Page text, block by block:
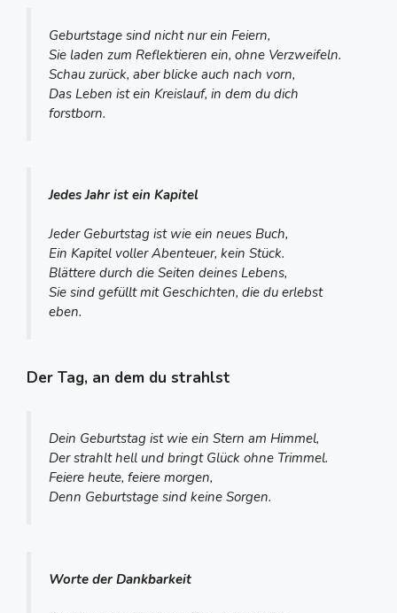
Geburtstage sind nicht nur ein Feiern,
Sie laden zum Reflektieren ein, ohne Verzweifeln.
Schau zurück, aber blicke auch nach vorn,
Das Leben ist ein Kreislauf, in dem du dich
forstborn.
Jedes Jahr ist ein Kapitel
Jeder Geburtstag ist wie ein neues Buch,
Ein Kapitel voller Abenteuer, kein Stück.
Blättere durch die Seiten deines Lebens,
Sie sind gefüllt mit Geschichten, die du erlebst
eben.
Der Tag, an dem du strahlst
Dein Geburtstag ist wie ein Stern am Himmel,
Der strahlt hell und bringt Glück ohne Trimmel.
Feiere heute, feiere morgen,
Denn Geburtstage sind keine Sorgen.
Worte der Dankbarkeit